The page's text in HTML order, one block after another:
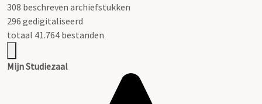
308 beschreven archiefstukken
296 gedigitaliseerd
totaal 41.764 bestanden
Mijn Studiezaal